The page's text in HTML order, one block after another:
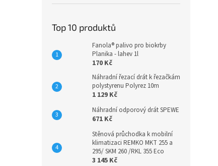
Top 10 produktů
Fanola® palivo pro biokrby
Planika - lahev 1l
170 Kč
Náhradní řezací drát k řezačkám
polystyrenu Polyrez 10m
1 129 Kč
Náhradní odporový drát SPEWE
671 Kč
Stěnová průchodka k mobilní
klimatizaci REMKO MKT 255 a
295/ SKM 260 /RKL 355 Eco
3 145 Kč